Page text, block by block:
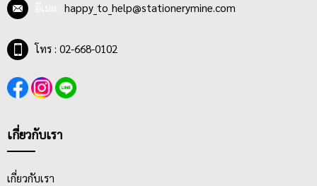
happy_to_help@stationerymine.com
โทร : 02-668-0102
เกี่ยวกับเรา
เกี่ยวกับเรา